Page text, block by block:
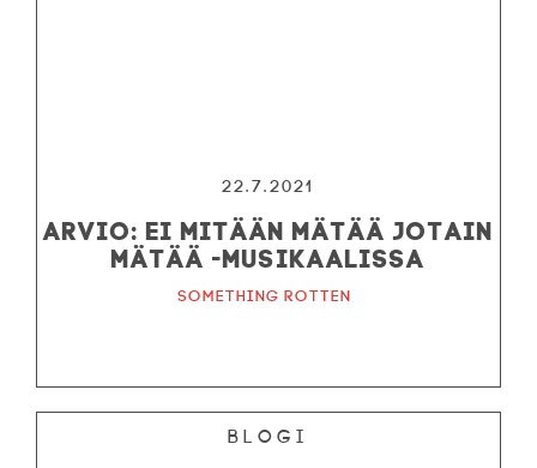
22.7.2021
Arvio: Ei mitään mätää Jotain
mätää -musikaalissa
Something Rotten
Blogi